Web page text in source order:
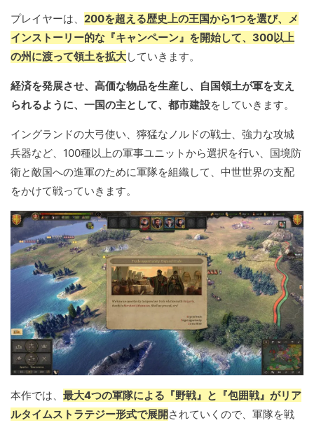
プレイヤーは、 200を超える歴史上の王国から1つを選び、メ
インストーリー的な『キャンペーン』を開始して、300以上
の州に渡って領土を拡大していきます。
経済を発展させ、高価な物品を生産し、自国領土が軍を支え
られるように、一国の主として、都市建設をしていきます。
イングランドの大弓使い、獰猛なノルドの戦士、強力な攻城
兵器など、100種以上の軍事ユニットから選択を行い、国境防
衛と敵国への進軍のために軍隊を組織して、中世世界の支配
をかけて戦っていきます。
本作では、 最大4つの軍隊による『野戦』と『包囲戦』がリア
ルタイムストラテジー形式で展開されていくので、軍隊を戦